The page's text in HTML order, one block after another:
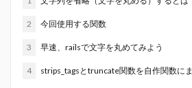
2 今回使用する関数
3 早速、railsで文字を丸めてみよう
4 strips_tagsとtruncate関数を自作関数に